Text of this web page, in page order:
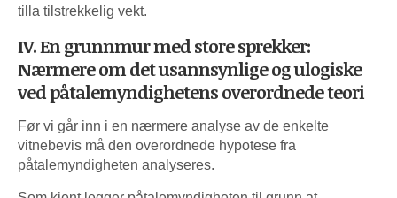
tilla tilstrekkelig vekt.
IV. En grunnmur med store sprekker:
Nærmere om det usannsynlige og ulogiske
ved påtalemyndighetens overordnede teori
Før vi går inn i en nærmere analyse av de enkelte
vitnebevis må den overordnede hypotese fra
påtalemyndigheten analyseres.